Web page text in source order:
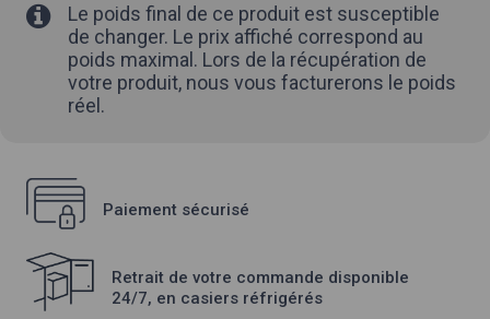
Le poids final de ce produit est susceptible
de changer. Le prix affiché correspond au
poids maximal. Lors de la récupération de
votre produit, nous vous facturerons le poids
réel.
Paiement sécurisé
Retrait de votre commande disponible
24/7, en casiers réfrigérés